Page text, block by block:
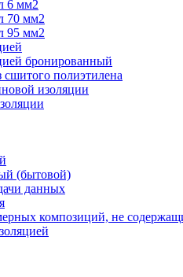
6 мм2
70 мм2
95 мм2
бронированный
сшитого полиэтилена
изоляции
(бытовой)
данных
композиций, не